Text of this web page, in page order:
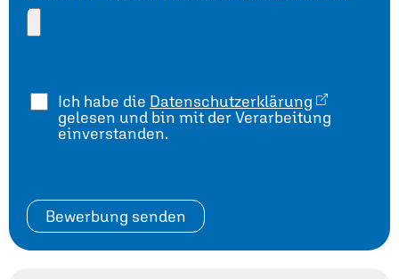
Ich habe die Datenschutzerklärung
gelesen und bin mit der Verarbeitung
einverstanden.